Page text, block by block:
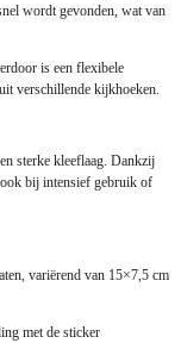
wordt gevonden, wat van
is een flexibele
verschillende kijkhoeken.
sterke kleeflaag. Dankzij
bij intensief gebruik of
variërend van 15×7,5 cm
met de sticker